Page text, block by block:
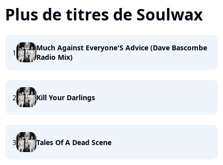
Plus de titres de Soulwax
1
Much Against Everyone'S Advice (Dave Bascombe
Radio Mix)
2 Kill Your Darlings
3 Tales Of A Dead Scene